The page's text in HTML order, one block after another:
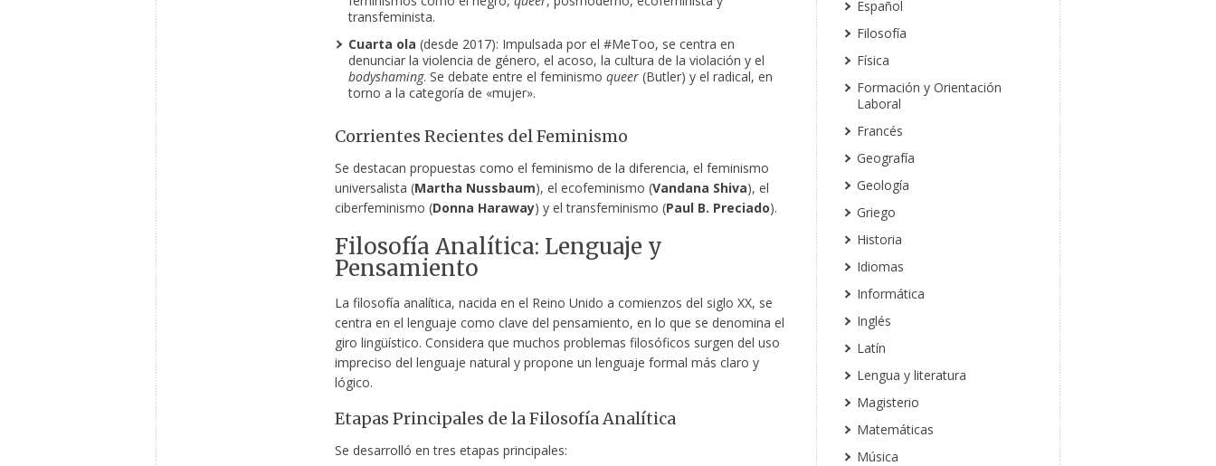
transfeminista.
Cuarta ola (desde 2017): Impulsada por el #MeToo, se centra en
denunciar la violencia de género, el acoso, la cultura de la violación y el
bodyshaming. Se debate entre el feminismo queer(Butler) y el radical, en
torno a la categoría de «mujer».
Corrientes Recientes del Feminismo
Se destacan propuestas como el feminismo de la diferencia, el feminismo
universalista (Martha Nussbaum), el ecofeminismo (Vandana Shiva), el
ciberfeminismo (Donna Haraway) y el transfeminismo (Paul B. Preciado).
Filosofía Analítica: Lenguaje y
Pensamiento
La filosofía analítica, nacida en el Reino Unido a comienzos del siglo XX, se
centra en el lenguaje como clave del pensamiento, en lo que se denomina el
giro lingüístico. Considera que muchos problemas filosóficos surgen del uso
impreciso del lenguaje natural y propone un lenguaje formal más claro y
lógico.
Etapas Principales de la Filosofía Analítica
Se desarrolló en tres etapas principales:
Español
Filosofía
Física
Formación y Orientación
Laboral
Francés
Geografía
Geología
Griego
Historia
Idiomas
Informática
Inglés
Latín
Lengua y literatura
Magisterio
Matemáticas
Música